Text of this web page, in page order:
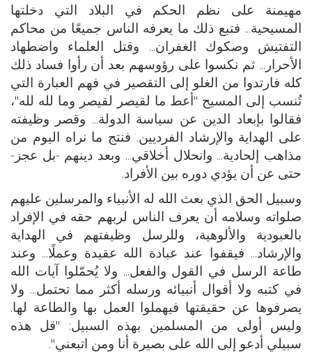
مهيمنة على نظم الحكم في البلاد التي دخلتها
المسيحية... فتبع ذلك ما يعرفه الناس جميعًا من محاكم
التفتيش وصكوك الغفران... وقتل العلماء واضطهاد
الأحرار... ثم نكسوا على رؤوسهم بعد أن رأوا فساد ذلك
كله فارتدوا من الغلو إلى التقصير في فهم العبارة التي
تُنسب إلى المسيح "أعط ما لقيصر لقيصر وما لله لله"،
فقالوا بإبعاد الدين عن سياسة الدولة... وقصر وظيفته
على الهداية والإرشاد الفرديين. فنتج ما نراه اليوم من
مذاهب إلحادية... وانحلال أخلاقي... وبعد دينهم -بل عجز-
حتى عن أن يؤدي دوره بين الأفراد.
وسبيل الحق الذي بعث الله له الأنبياء والمرسلين عليهم
صلواته وسلامه أن يعرف الناس لربهم حقه في الإفراد
بالعبودية والألوهية، وللرسل وظيفتهم في الهداية
والإرشاد... فيقفوا عند عبادة الله عقيدة وعملًا... وعند
طاعة الرسل في القول والفعل... ولا يُحمّلوا آيات الله
في كتبه ولا أقوال أنبيائه ورسله أكثر مما تحتمل... ولا
يصرفوها عن حقيقتها فيهملوا العمل بها والطاعة لها.
وليس أولى من المسلمين بهذه السبيل: "قل هذه
سبيلي أدعو إلى الله على بصيرة أنا ومن اتبعني".